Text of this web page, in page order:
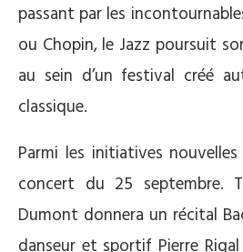
passant par les
ou Chopin, le Jazz poursuit
au sein d’un festival créé
classique.
Parmi les initiatives
concert du 25 septembre.
Dumont donnera un récital
danseur et sportif Pierre